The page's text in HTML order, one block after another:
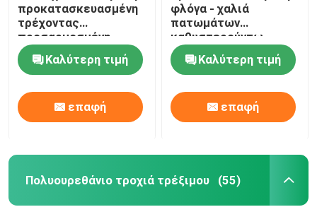
προκατασκευασμένη
τρέχοντας
προσαρμοσμένη
διαδρομή φλόγα -
καθυστερών
Καλύτερη τιμή
επαφή
φλόγα - χαλιά
πατωμάτων
καθυστερούντω,
υπαίθρια χρήση
διαδρόμων
επιφανειών
διαδρομής
Καλύτερη τιμή
επαφή
Πολυουρεθάνιο τροχιά τρέξιμου (55)